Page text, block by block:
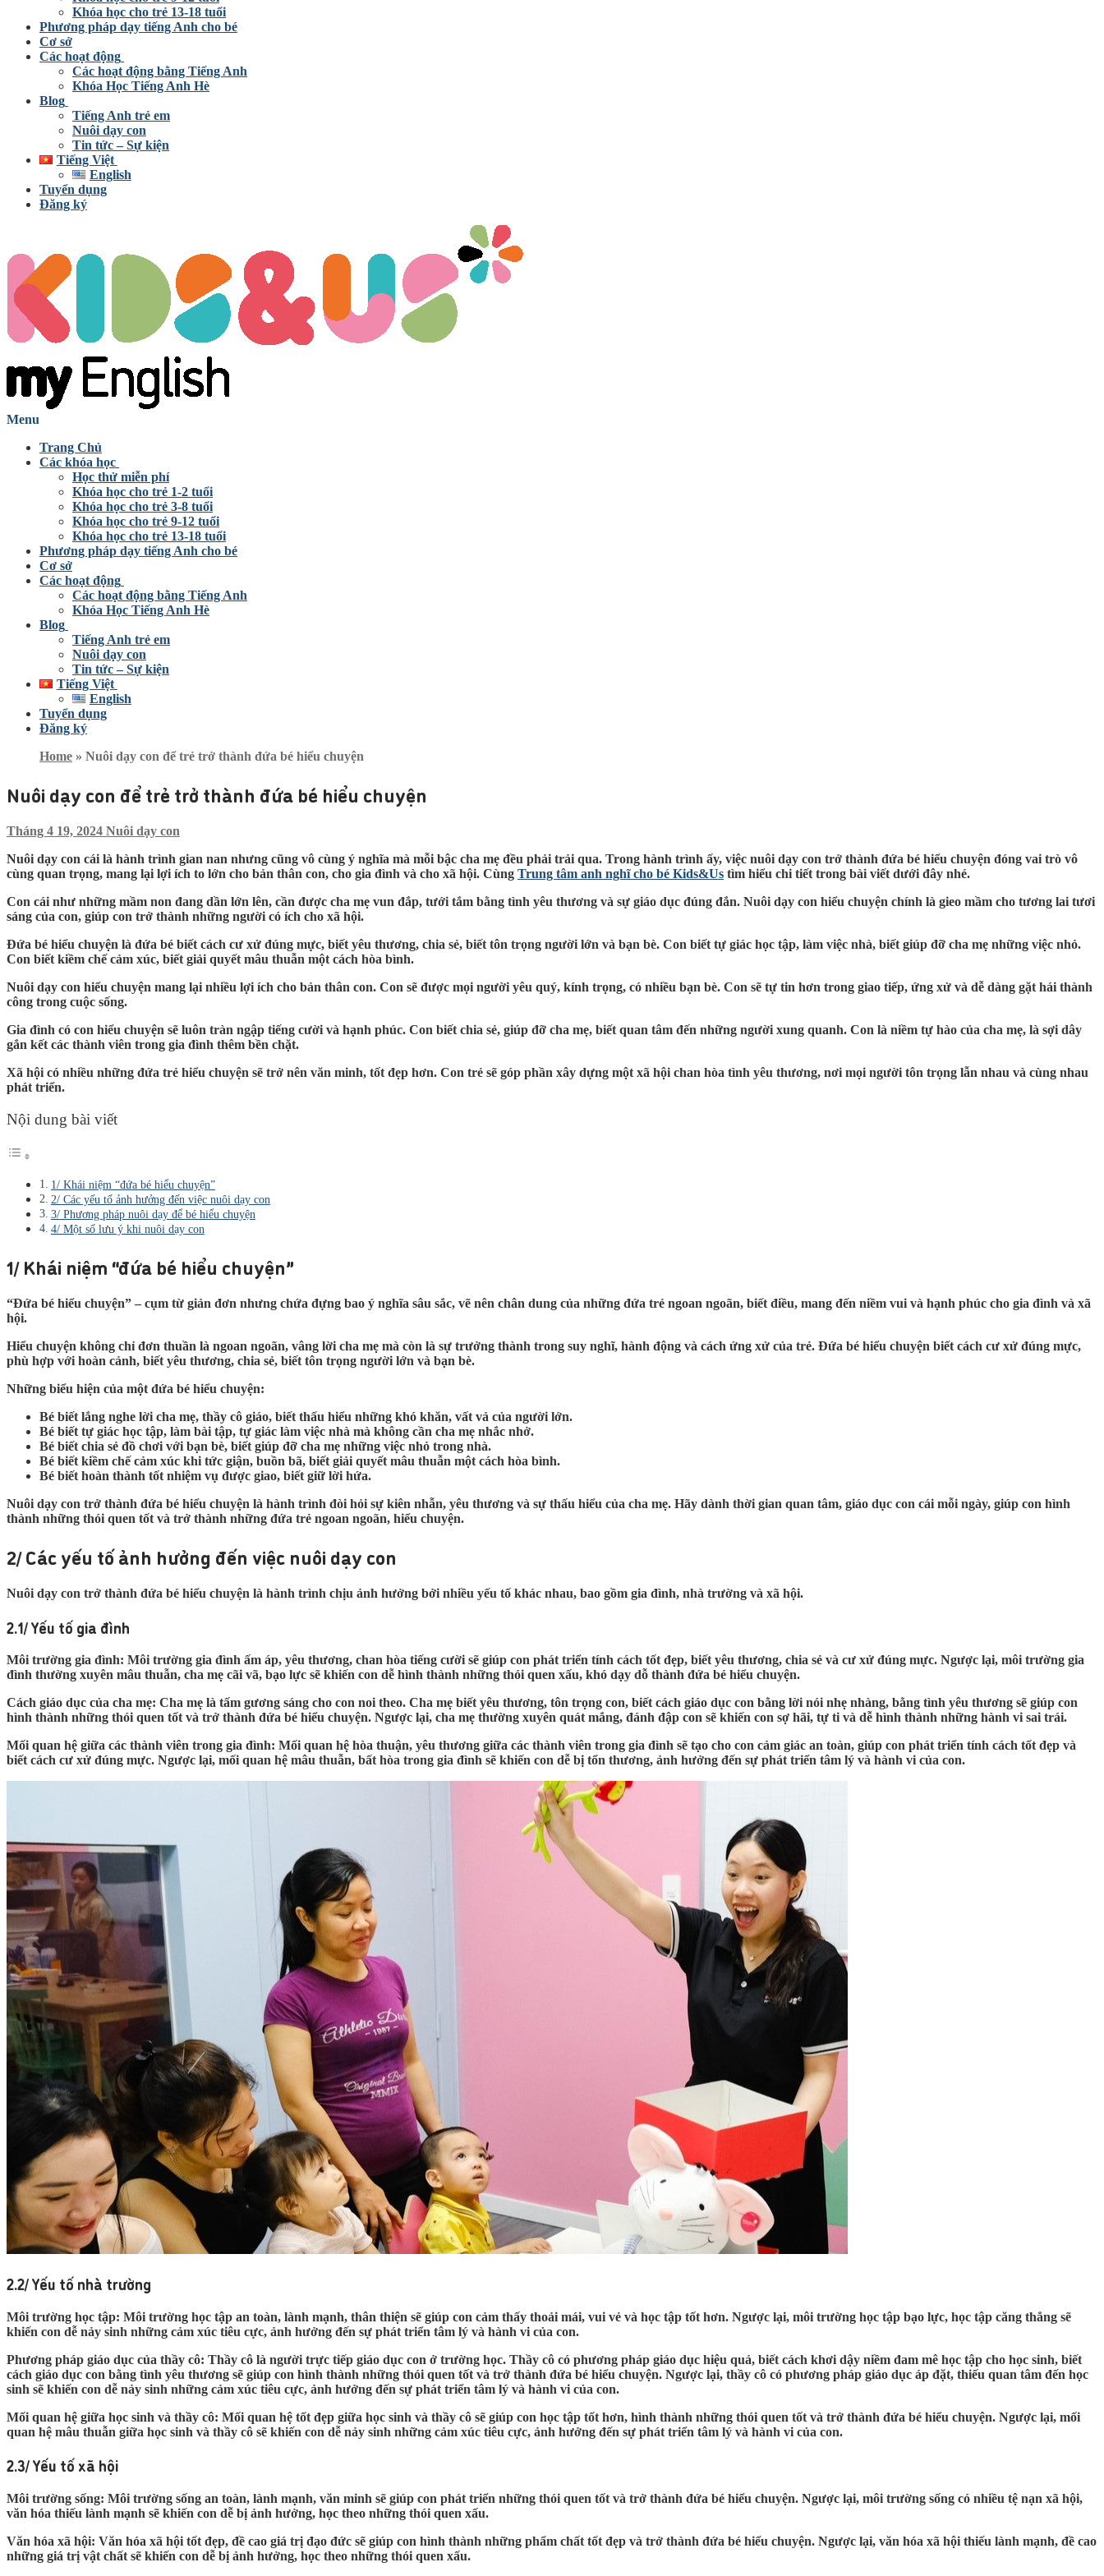
Khóa học cho trẻ 13-18 tuổi
Phương pháp dạy tiếng Anh cho bé
Cơ sở
Các hoạt động
Các hoạt động bằng Tiếng Anh
Khóa Học Tiếng Anh Hè
Blog
Tiếng Anh trẻ em
Nuôi dạy con
Tin tức – Sự kiện
Tiếng Việt
English
Tuyển dụng
Đăng ký
Menu
Trang Chủ
Các khóa học
Học thử miễn phí
Khóa học cho trẻ 1-2 tuổi
Khóa học cho trẻ 3-8 tuổi
Khóa học cho trẻ 9-12 tuổi
Khóa học cho trẻ 13-18 tuổi
Phương pháp dạy tiếng Anh cho bé
Cơ sở
Các hoạt động
Các hoạt động bằng Tiếng Anh
Khóa Học Tiếng Anh Hè
Blog
Tiếng Anh trẻ em
Nuôi dạy con
Tin tức – Sự kiện
Tiếng Việt
English
Tuyển dụng
Đăng ký
Home » Nuôi dạy con để trẻ trở thành đứa bé hiểu chuyện
Nuôi dạy con để trẻ trở thành đứa bé hiểu chuyện
Tháng 4 19, 2024 Nuôi dạy con
Nuôi dạy con cái là hành trình gian nan nhưng cũng vô cùng ý nghĩa mà mỗi bậc cha mẹ đều phải trải qua. Trong hành trình ấy, việc nuôi dạy con trở thành đứa bé hiểu chuyện đóng vai trò vô
cùng quan trọng, mang lại lợi ích to lớn cho bản thân con, cho gia đình và cho xã hội. Cùng Trung tâm anh nghĩ cho bé Kids&Us tìm hiểu chi tiết trong bài viết dưới đây nhé.
Con cái như những mầm non đang dần lớn lên, cần được cha mẹ vun đắp, tưới tắm bằng tình yêu thương và sự giáo dục đúng đắn. Nuôi dạy con hiểu chuyện chính là gieo mầm cho tương lai tươi
sáng của con, giúp con trở thành những người có ích cho xã hội.
Đứa bé hiểu chuyện là đứa bé biết cách cư xử đúng mực, biết yêu thương, chia sẻ, biết tôn trọng người lớn và bạn bè. Con biết tự giác học tập, làm việc nhà, biết giúp đỡ cha mẹ những việc nhỏ.
Con biết kiềm chế cảm xúc, biết giải quyết mâu thuẫn một cách hòa bình.
Nuôi dạy con hiểu chuyện mang lại nhiều lợi ích cho bản thân con. Con sẽ được mọi người yêu quý, kính trọng, có nhiều bạn bè. Con sẽ tự tin hơn trong giao tiếp, ứng xử và dễ dàng gặt hái thành
công trong cuộc sống.
Gia đình có con hiểu chuyện sẽ luôn tràn ngập tiếng cười và hạnh phúc. Con biết chia sẻ, giúp đỡ cha mẹ, biết quan tâm đến những người xung quanh. Con là niềm tự hào của cha mẹ, là sợi dây
gắn kết các thành viên trong gia đình thêm bền chặt.
Xã hội có nhiều những đứa trẻ hiểu chuyện sẽ trở nên văn minh, tốt đẹp hơn. Con trẻ sẽ góp phần xây dựng một xã hội chan hòa tình yêu thương, nơi mọi người tôn trọng lẫn nhau và cùng nhau
phát triển.
Nội dung bài viết
1/ Khái niệm “đứa bé hiểu chuyện”
2/ Các yếu tố ảnh hưởng đến việc nuôi dạy con
3/ Phương pháp nuôi dạy để bé hiểu chuyện
4/ Một số lưu ý khi nuôi dạy con
1/ Khái niệm “đứa bé hiểu chuyện”
“Đứa bé hiểu chuyện” – cụm từ giản đơn nhưng chứa đựng bao ý nghĩa sâu sắc, vẽ nên chân dung của những đứa trẻ ngoan ngoãn, biết điều, mang đến niềm vui và hạnh phúc cho gia đình và xã
hội.
Hiểu chuyện không chỉ đơn thuần là ngoan ngoãn, vâng lời cha mẹ mà còn là sự trưởng thành trong suy nghĩ, hành động và cách ứng xử của trẻ. Đứa bé hiểu chuyện biết cách cư xử đúng mực,
phù hợp với hoàn cảnh, biết yêu thương, chia sẻ, biết tôn trọng người lớn và bạn bè.
Những biểu hiện của một đứa bé hiểu chuyện:
Bé biết lắng nghe lời cha mẹ, thầy cô giáo, biết thấu hiểu những khó khăn, vất vả của người lớn.
Bé biết tự giác học tập, làm bài tập, tự giác làm việc nhà mà không cần cha mẹ nhắc nhở.
Bé biết chia sẻ đồ chơi với bạn bè, biết giúp đỡ cha mẹ những việc nhỏ trong nhà.
Bé biết kiềm chế cảm xúc khi tức giận, buồn bã, biết giải quyết mâu thuẫn một cách hòa bình.
Bé biết hoàn thành tốt nhiệm vụ được giao, biết giữ lời hứa.
Nuôi dạy con trở thành đứa bé hiểu chuyện là hành trình đòi hỏi sự kiên nhẫn, yêu thương và sự thấu hiểu của cha mẹ. Hãy dành thời gian quan tâm, giáo dục con cái mỗi ngày, giúp con hình
thành những thói quen tốt và trở thành những đứa trẻ ngoan ngoãn, hiểu chuyện.
2/ Các yếu tố ảnh hưởng đến việc nuôi dạy con
Nuôi dạy con trở thành đứa bé hiểu chuyện là hành trình chịu ảnh hưởng bởi nhiều yếu tố khác nhau, bao gồm gia đình, nhà trường và xã hội.
2.1/ Yếu tố gia đình
Môi trường gia đình: Môi trường gia đình ấm áp, yêu thương, chan hòa tiếng cười sẽ giúp con phát triển tính cách tốt đẹp, biết yêu thương, chia sẻ và cư xử đúng mực. Ngược lại, môi trường gia
đình thường xuyên mâu thuẫn, cha mẹ cãi vã, bạo lực sẽ khiến con dễ hình thành những thói quen xấu, khó dạy dỗ thành đứa bé hiểu chuyện.
Cách giáo dục của cha mẹ: Cha mẹ là tấm gương sáng cho con noi theo. Cha mẹ biết yêu thương, tôn trọng con, biết cách giáo dục con bằng lời nói nhẹ nhàng, bằng tình yêu thương sẽ giúp con
hình thành những thói quen tốt và trở thành đứa bé hiểu chuyện. Ngược lại, cha mẹ thường xuyên quát mắng, đánh đập con sẽ khiến con sợ hãi, tự ti và dễ hình thành những hành vi sai trái.
Mối quan hệ giữa các thành viên trong gia đình: Mối quan hệ hòa thuận, yêu thương giữa các thành viên trong gia đình sẽ tạo cho con cảm giác an toàn, giúp con phát triển tính cách tốt đẹp và
biết cách cư xử đúng mực. Ngược lại, mối quan hệ mâu thuẫn, bất hòa trong gia đình sẽ khiến con dễ bị tổn thương, ảnh hưởng đến sự phát triển tâm lý và hành vi của con.
2.2/ Yếu tố nhà trường
Môi trường học tập: Môi trường học tập an toàn, lành mạnh, thân thiện sẽ giúp con cảm thấy thoải mái, vui vẻ và học tập tốt hơn. Ngược lại, môi trường học tập bạo lực, học tập căng thẳng sẽ
khiến con dễ nảy sinh những cảm xúc tiêu cực, ảnh hưởng đến sự phát triển tâm lý và hành vi của con.
Phương pháp giáo dục của thầy cô: Thầy cô là người trực tiếp giáo dục con ở trường học. Thầy cô có phương pháp giáo dục hiệu quả, biết cách khơi dậy niềm đam mê học tập cho học sinh, biết
cách giáo dục con bằng tình yêu thương sẽ giúp con hình thành những thói quen tốt và trở thành đứa bé hiểu chuyện. Ngược lại, thầy cô có phương pháp giáo dục áp đặt, thiếu quan tâm đến học
sinh sẽ khiến con dễ nảy sinh những cảm xúc tiêu cực, ảnh hưởng đến sự phát triển tâm lý và hành vi của con.
Mối quan hệ giữa học sinh và thầy cô: Mối quan hệ tốt đẹp giữa học sinh và thầy cô sẽ giúp con học tập tốt hơn, hình thành những thói quen tốt và trở thành đứa bé hiểu chuyện. Ngược lại, mối
quan hệ mâu thuẫn giữa học sinh và thầy cô sẽ khiến con dễ nảy sinh những cảm xúc tiêu cực, ảnh hưởng đến sự phát triển tâm lý và hành vi của con.
2.3/ Yếu tố xã hội
Môi trường sống: Môi trường sống an toàn, lành mạnh, văn minh sẽ giúp con phát triển những thói quen tốt và trở thành đứa bé hiểu chuyện. Ngược lại, môi trường sống có nhiều tệ nạn xã hội,
văn hóa thiếu lành mạnh sẽ khiến con dễ bị ảnh hưởng, học theo những thói quen xấu.
Văn hóa xã hội: Văn hóa xã hội tốt đẹp, đề cao giá trị đạo đức sẽ giúp con hình thành những phẩm chất tốt đẹp và trở thành đứa bé hiểu chuyện. Ngược lại, văn hóa xã hội thiếu lành mạnh, đề cao
những giá trị vật chất sẽ khiến con dễ bị ảnh hưởng, học theo những thói quen xấu.